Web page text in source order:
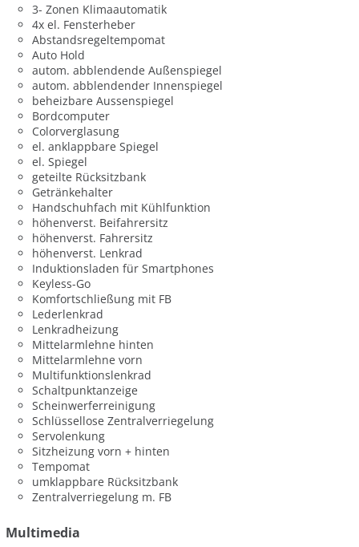
3- Zonen Klimaautomatik
4x el. Fensterheber
Abstandsregeltempomat
Auto Hold
autom. abblendende Außenspiegel
autom. abblendender Innenspiegel
beheizbare Aussenspiegel
Bordcomputer
Colorverglasung
el. anklappbare Spiegel
el. Spiegel
geteilte Rücksitzbank
Getränkehalter
Handschuhfach mit Kühlfunktion
höhenverst. Beifahrersitz
höhenverst. Fahrersitz
höhenverst. Lenkrad
Induktionsladen für Smartphones
Keyless-Go
Komfortschließung mit FB
Lederlenkrad
Lenkradheizung
Mittelarmlehne hinten
Mittelarmlehne vorn
Multifunktionslenkrad
Schaltpunktanzeige
Scheinwerferreinigung
Schlüssellose Zentralverriegelung
Servolenkung
Sitzheizung vorn + hinten
Tempomat
umklappbare Rücksitzbank
Zentralverriegelung m. FB
Multimedia